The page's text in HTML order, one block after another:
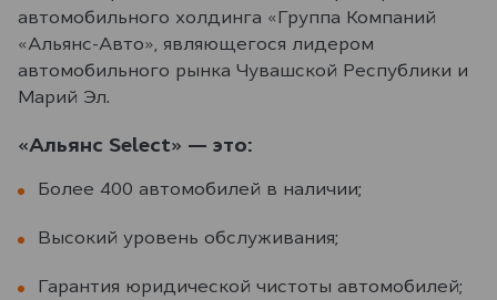
автомобильного холдинга «Группа Компаний
«Альянс-Авто», являющегося лидером
автомобильного рынка Чувашской Республики и
Марий Эл.
«Альянс Select» — это:
Более 400 автомобилей в наличии;
Высокий уровень обслуживания;
Гарантия юридической чистоты автомобилей;